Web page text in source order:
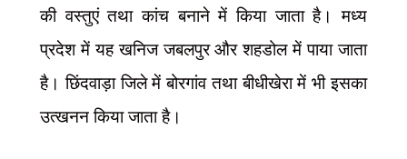
की वस्तुएं तथा कांच बनाने में किया जाता है। मध्य
प्रदेश में यह खनिज जबलपुर और शहडोल में पाया जाता
है। छिंदवाड़ा जिले में बोरगांव तथा बीधीखेरा में भी इसका
उत्खनन किया जाता है।